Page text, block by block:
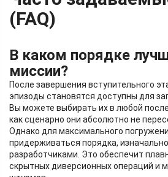
(FAQ)
В каком порядке
миссии?
После завершения вступительного
эпизоды становятся доступны для
Вы можете выбирать их в любой
как сценарно они абсолютно не
Однако для максимального
придерживаться порядка,
разработчиками. Это обеспечит
скрытных диверсионных операций и